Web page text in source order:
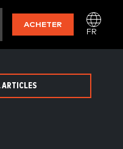
ACHETER
FR